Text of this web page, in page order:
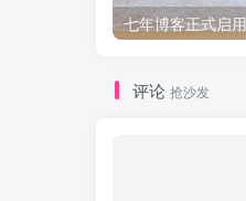
评论 抢沙发